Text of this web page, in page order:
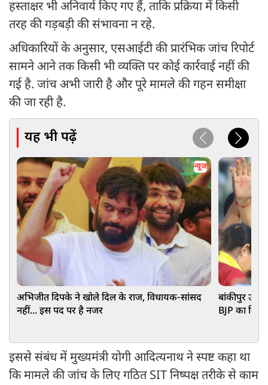
हस्ताक्षर भी अनिवार्य किए गए हैं, ताकि प्रक्रिया में किसी
तरह की गड़बड़ी की संभावना न रहे.
अधिकारियों के अनुसार, एसआईटी की प्रारंभिक जांच रिपोर्ट
सामने आने तक किसी भी व्यक्ति पर कोई कार्रवाई नहीं की
गई है. जांच अभी जारी है और पूरे मामले की गहन समीक्षा
की जा रही है.
यह भी पढ़ें
न्यूज
अभिजीत दिपके ने खोले दिल के राज, विधायक-सांसद
नहीं... इस पद पर है नजर
बांकीपुर
BJP का
इससे संबंध में मुख्यमंत्री योगी आदित्यनाथ ने स्पष्ट कहा था
कि मामले की जांच के लिए गठित SIT निष्पक्ष तरीके से काम